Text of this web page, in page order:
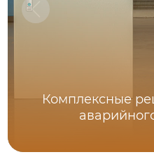
Комплексные